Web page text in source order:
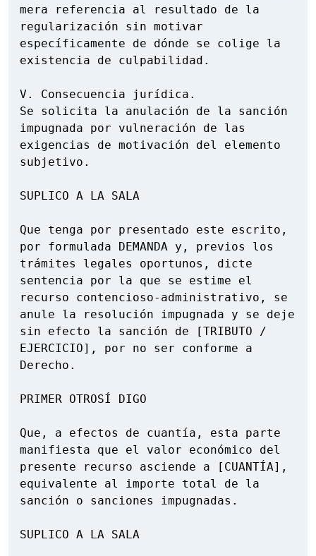
mera referencia al resultado de la
regularización sin motivar
específicamente de dónde se colige la
existencia de culpabilidad.
V. Consecuencia jurídica.
Se solicita la anulación de la sanción
impugnada por vulneración de las
exigencias de motivación del elemento
subjetivo.
SUPLICO A LA SALA
Que tenga por presentado este escrito,
por formulada DEMANDA y, previos los
trámites legales oportunos, dicte
sentencia por la que se estime el
recurso contencioso-administrativo, se
anule la resolución impugnada y se deje
sin efecto la sanción de [TRIBUTO /
EJERCICIO], por no ser conforme a
Derecho.
PRIMER OTROSÍ DIGO
Que, a efectos de cuantía, esta parte
manifiesta que el valor económico del
presente recurso asciende a [CUANTÍA],
equivalente al importe total de la
sanción o sanciones impugnadas.
SUPLICO A LA SALA